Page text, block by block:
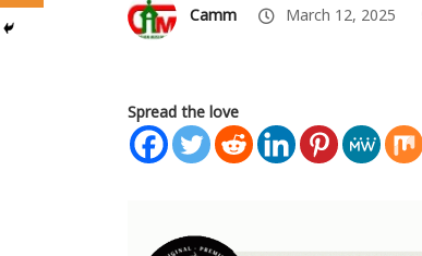
Camm March 12, 2025
Spread the love